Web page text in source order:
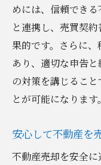
契約前に
資格
不動産売却の
トラブル
物件査定
トラブル
トラブル
めには、信頼でき
と連携し、売買契
果的です。さらに
あり、適切な申告
の対策を講じるこ
とが可能になります。
安心して不動産を
不動産売却を安全